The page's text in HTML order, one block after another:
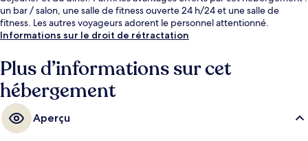
un bar / salon, une salle de fitness ouverte 24 h/24 et une salle de
fitness. Les autres voyageurs adorent le personnel attentionné.
Informations sur le droit de rétractation
Plus d’informations sur cet
hébergement
Aperçu